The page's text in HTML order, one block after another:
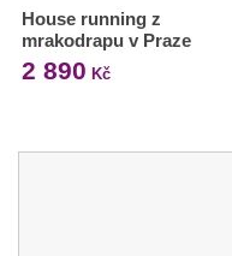
House running z
mrakodrapu v Praze
2 890 Kč